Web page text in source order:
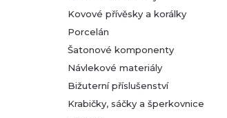
Kovové přívěsky a korálky
Porcelán
Šatonové komponenty
Návlekové materiály
Bižuterní příslušenství
Krabičky, sáčky a šperkovnice